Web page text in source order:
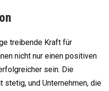
treibende Kraft für
nicht nur einen positiven
sein. Die
stetig, und Unternehmen, die